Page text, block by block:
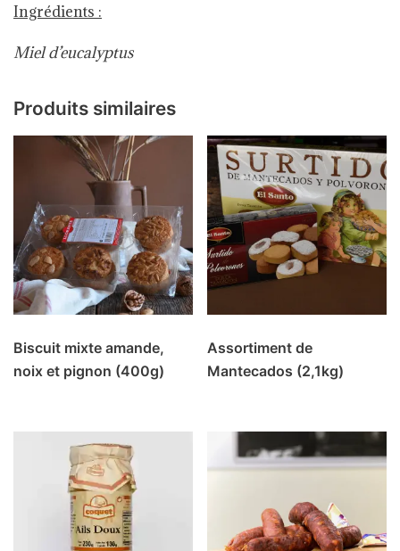
Ingrédients :
Mield’eucalyptus
Produits similaires
Biscuit mixte amande,
noix et pignon (400g)
Assortiment de
Mantecados (2,1kg)